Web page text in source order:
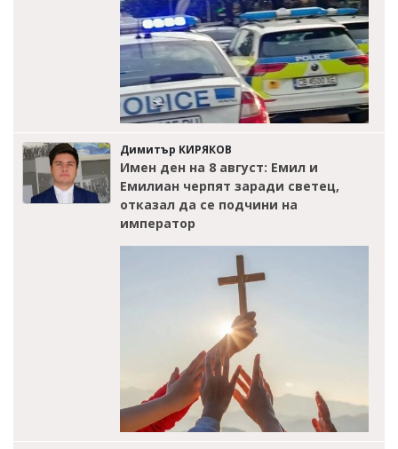
Димитър КИРЯКОВ
Имен ден на 8 август: Емил и
Емилиан черпят заради светец,
отказал да се подчини на
император